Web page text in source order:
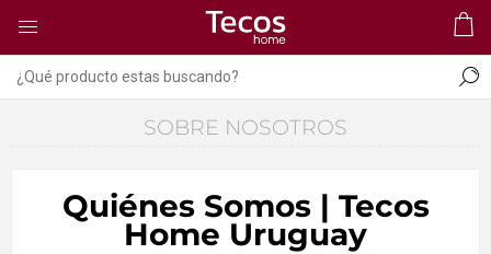
SOBRE NOSOTROS
Quiénes Somos | Tecos
Home Uruguay